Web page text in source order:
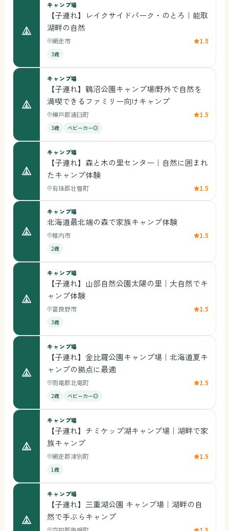
キャンプ場
【子連れ】レイクサイドパーク・のとろ｜能取
湖畔の自然
網走市 1.5
3歳
キャンプ場
【子連れ】鶴沼公園キャンプ場|野外で自然を
満喫できるファミリー向けキャンプ
樺戸郡浦臼町 1.5
3歳 ベビーカー◎
キャンプ場
【子連れ】森と木の里センター｜自然に囲まれ
たキャンプ体験
有珠郡壮瞥町 1.5
キャンプ場
北海道最北端の森で家族キャンプ体験
稚内市 1.5
2歳
キャンプ場
【子連れ】山部自然公園太陽の里｜大自然でキ
ャンプ体験
富良野市 1.5
3歳
キャンプ場
【子連れ】金比羅公園キャンプ場｜北海道夏キ
ャンプの拠点に最適
雨竜郡北竜町 1.5
2歳 ベビーカー◎
キャンプ場
【子連れ】チミケップ湖キャンプ場｜湖畔で家
族キャンプ
網走郡津別町 1.5
1歳
キャンプ場
【子連れ】三重湖公園 キャンプ場｜湖畔の自
然で手ぶらキャンプ